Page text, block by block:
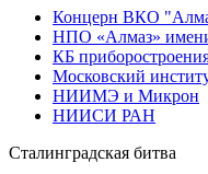
Концерн ВКО
НПО «Алмаз»
КБ
Московский
НИИМЭ и Микрон
НИИСИ РАН
Сталинградская битва